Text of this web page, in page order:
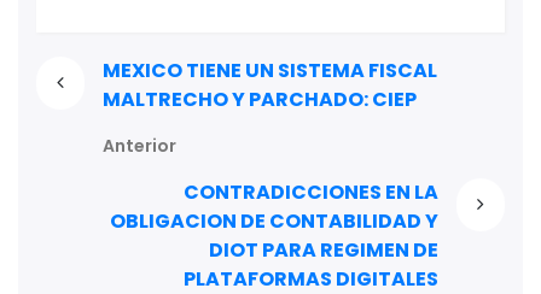
MEXICO TIENE UN SISTEMA FISCAL
MALTRECHO Y PARCHADO: CIEP
Anterior
CONTRADICCIONES EN LA
OBLIGACION DE CONTABILIDAD Y
DIOT PARA REGIMEN DE
PLATAFORMAS DIGITALES